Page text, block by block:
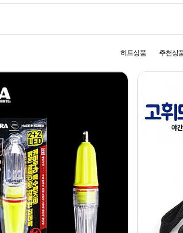
6
8
10
1
히트상품 추천상